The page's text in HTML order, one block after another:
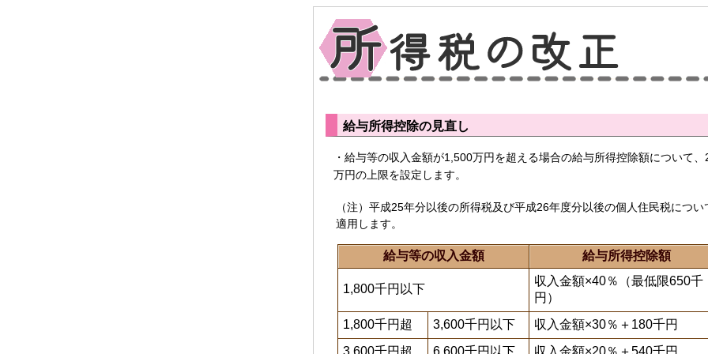
給与所得控除の見直し
・給与等の収入金額が1,500万円を超える場合の給与所得控除額について、
万円の上限を設定します。
（注）平成25年分以後の所得税及び平成26年度分以後の個人住民税につい
適用します。
給与等の収入金額 給与所得控除額
1,800千円以下
収入金額×40％（最低限650千
円）
1,800千円超
3,600千円以下
収入金額×30％＋180千円
3,600千円超
6,600千円以下 収入金額×20％＋540千円